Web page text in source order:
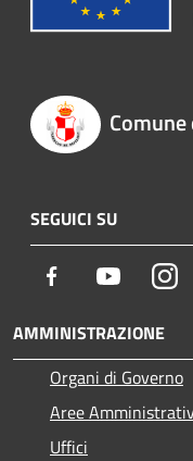
SEGUICI SU
Facebook Youtube
AMMINISTRAZIONE
Organi di Governo
Aree
Uffici